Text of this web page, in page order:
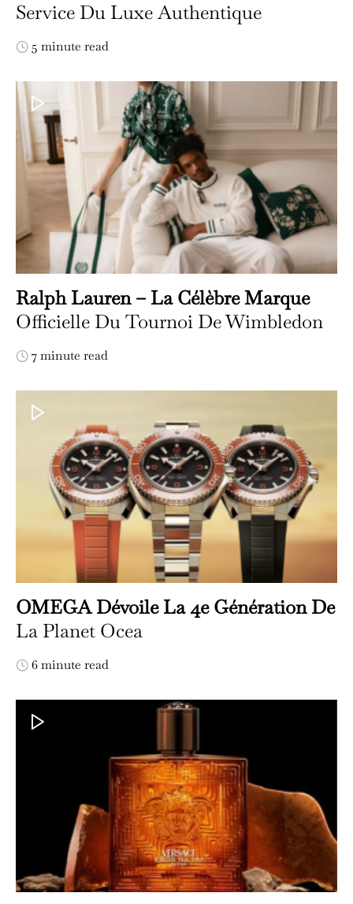
Service Du Luxe Authentique
5 minute read
Ralph Lauren – La Célèbre Marque
Officielle Du Tournoi De Wimbledon
7 minute read
OMEGA Dévoile La 4e Génération De
La Planet Ocea
6 minute read